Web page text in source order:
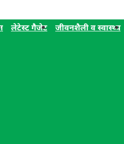
लेटेस्ट गैजेट जीवनशैली व स्वास्थ्य